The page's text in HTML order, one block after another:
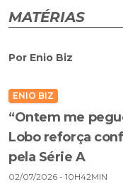
MATÉRIAS
Por Enio Biz
ENIO BIZ
“Ontem me
Lobo reforça
pela Série A
02/07/2026 - 10H42MIN